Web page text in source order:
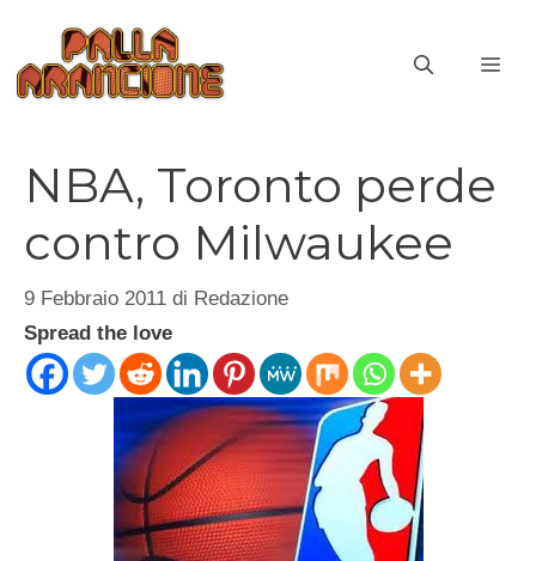
contenuto
NBA, Toronto perde
contro Milwaukee
9 Febbraio 2011 di Redazione
Spread the love